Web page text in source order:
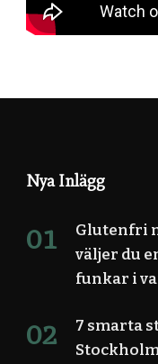
Nya Inlägg
Glutenfri
väljer du
funkar i
7 smarta